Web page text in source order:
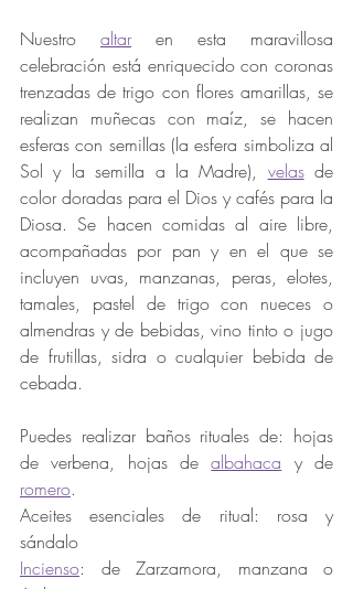
Nuestro altar en esta maravillosa
celebración está enriquecido con coronas
trenzadas de trigo con flores amarillas, se
realizan muñecas con maíz, se hacen
esferas con semillas (la esfera simboliza al
Sol y la semilla a la Madre), velas de
color doradas para el Dios y cafés para la
Diosa. Se hacen comidas al aire libre,
acompañadas por pan y en el que se
incluyen uvas, manzanas, peras, elotes,
tamales, pastel de trigo con nueces o
almendras y de bebidas, vino tinto o jugo
de frutillas, sidra o cualquier bebida de
cebada.
Puedes realizar baños rituales de: hojas
de verbena, hojas de albahaca
romero.
Aceites esenciales de ritual: rosa y
sándalo
Incienso: de Zarzamora, manzana o